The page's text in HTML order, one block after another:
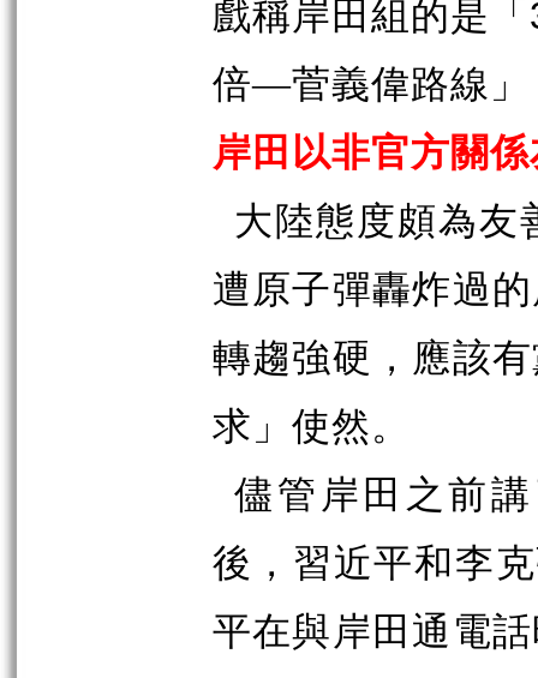
戲稱岸田組的是「
倍—菅義偉路線」
岸田以非官方關
大陸態度頗為友
遭原子彈轟炸過
轉趨強硬，應該
求」使然。
儘管岸田之前
後，習近平和李
平在與岸田通電